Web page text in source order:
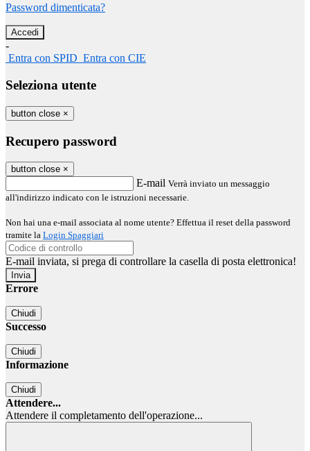
Password dimenticata?
-
Entra con SPID Entra con CIE
Seleziona utente
button close ×
Recupero password
button close ×
E-mail Verrà inviato un messaggio
all'indirizzo indicato con le istruzioni necessarie.
Non hai una e-mail associata al nome utente? Effettua il reset della password
tramite la Login Spaggiari
E-mail inviata, si prega di controllare la casella di posta elettronica!
Errore
Chiudi
Successo
Chiudi
Informazione
Chiudi
Attendere...
Attendere il completamento dell'operazione...